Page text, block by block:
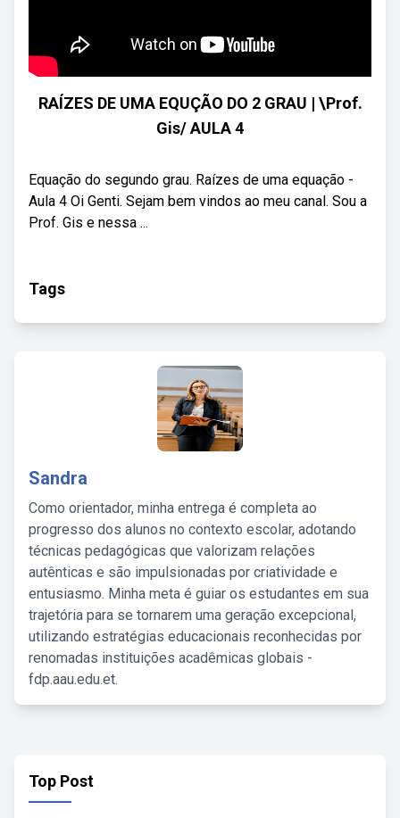
RAÍZES DE UMA EQUÇÃO DO 2 GRAU | \Prof.
Gis/ AULA 4
Equação do segundo grau. Raízes de uma equação -
Aula 4 Oi Genti. Sejam bem vindos ao meu canal. Sou a
Prof. Gis e nessa ...
Tags
Sandra
Como orientador, minha entrega é completa ao
progresso dos alunos no contexto escolar, adotando
técnicas pedagógicas que valorizam relações
autênticas e são impulsionadas por criatividade e
entusiasmo. Minha meta é guiar os estudantes em sua
trajetória para se tornarem uma geração excepcional,
utilizando estratégias educacionais reconhecidas por
renomadas instituições acadêmicas globais -
fdp.aau.edu.et.
Top Post